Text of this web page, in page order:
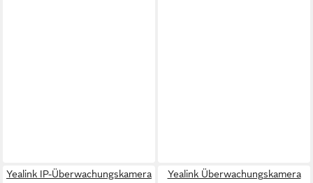
Yealink IP-Überwachungskamera
Yealink Überwachungskamera